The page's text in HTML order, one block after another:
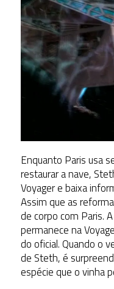
Enquanto Paris usa
restaurar a nave,
Voyager e baixa
Assim que as
de corpo com Paris.
permanece na
do oficial. Quando o
de Steth, é
espécie que o vinha